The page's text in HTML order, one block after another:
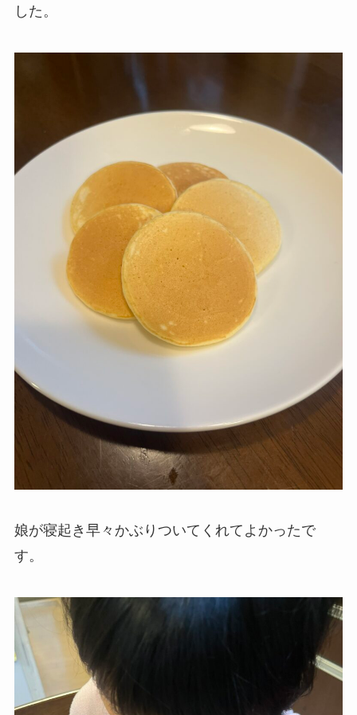
した。
娘が寝起き早々かぶりついてくれてよかったで
す。